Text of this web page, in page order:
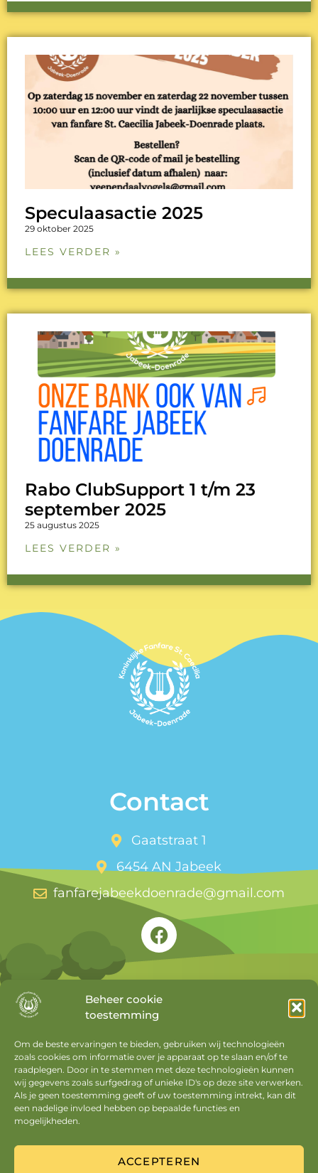
Beheer cookie
toestemming
Om de beste ervaringen te bieden, gebruiken wij technologieën
zoals cookies om informatie over je apparaat op te slaan en/of te
raadplegen. Door in te stemmen met deze technologieën kunnen
wij gegevens zoals surfgedrag of unieke ID's op deze site verwerken.
Als je geen toestemming geeft of uw toestemming intrekt, kan dit
een nadelige invloed hebben op bepaalde functies en
mogelijkheden.
ACCEPTEREN
Speculaasactie 2025
29 oktober 2025
LEES VERDER »
Rabo ClubSupport 1 t/m 23
september 2025
25 augustus 2025
LEES VERDER »
Contact
Gaatstraat 1
6454 AN Jabeek
fanfarejabeekdoenrade@gmail.com
Snel naar
Agenda
Nieuws
Privacyverklaring
Mijn account